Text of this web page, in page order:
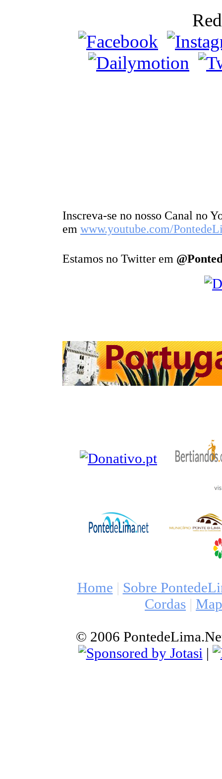
Inscreva-se no nosso Canal no
em www.youtube.com/
Estamos no Twitter em
Home | Sobre
Cordas |
© 2006
|